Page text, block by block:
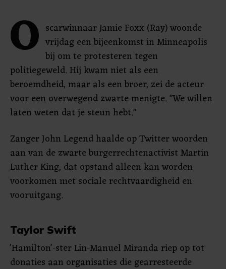
O scarwinnaar Jamie Foxx (Ray) woonde
vrijdag een bijeenkomst in Minneapolis
bij om te protesteren tegen
politiegeweld. Hij kwam niet als een
beroemdheid, maar als een broer, zei de acteur
voor een overwegend zwarte menigte. "We willen
laten weten dat je steun hebt."
Zanger John Legend haalde op Twitter woorden
aan van de zwarte burgerrechtenactivist Martin
Luther King, dat opstand alleen kan worden
voorkomen met sociale rechtvaardigheid en
vooruitgang.
Taylor Swift
'Hamilton'-ster Lin-Manuel Miranda riep op tot
donaties aan organisaties die gearresteerde